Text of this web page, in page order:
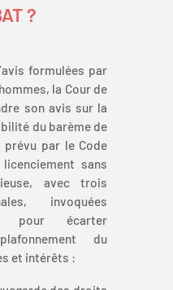
?
formulées par
la Cour de
son avis sur la
du barème de
par le Code
sans
avec trois
invoquées
pour écarter
du
et intérêts :